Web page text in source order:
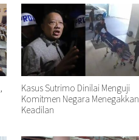
Kasus Sutrimo Dinilai Menguji
Komitmen Negara Menegakkan
Keadilan